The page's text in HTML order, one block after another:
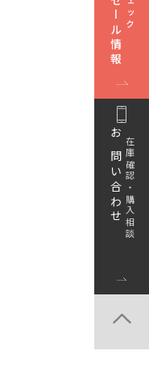
お問い合わせ在庫確認・購入相談